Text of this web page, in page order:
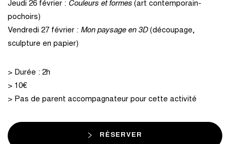
Jeudi 26 février : Couleurs et formes (art contemporain-
pochoirs)
Vendredi 27 février : Mon paysage en 3D(découpage,
sculpture en papier)
> Durée : 2h
> 10€
> Pas de parent accompagnateur pour cette activité
RÉSERVER